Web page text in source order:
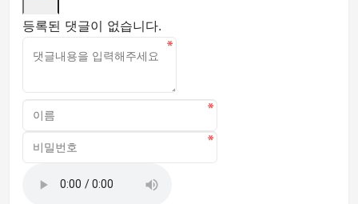
등록된 댓글이 없습니다.